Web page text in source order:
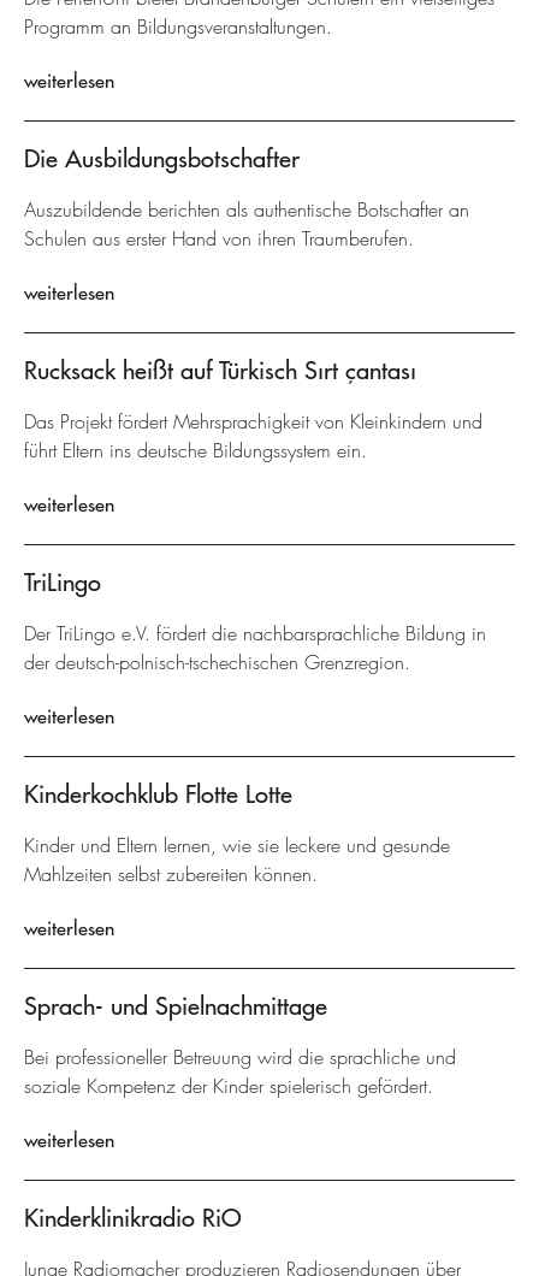
Programm an Bildungsveranstaltungen.
weiterlesen
Die Ausbildungsbotschafter
Auszubildende berichten als authentische Botschafter an
Schulen aus erster Hand von ihren Traumberufen.
weiterlesen
Rucksack heißt auf Türkisch Sırt çantası
Das Projekt fördert Mehrsprachigkeit von Kleinkindern und
führt Eltern ins deutsche Bildungssystem ein.
weiterlesen
TriLingo
Der TriLingo e.V. fördert die nachbarsprachliche Bildung in
der deutsch-polnisch-tschechischen Grenzregion.
weiterlesen
Kinderkochklub Flotte Lotte
Kinder und Eltern lernen, wie sie leckere und gesunde
Mahlzeiten selbst zubereiten können.
weiterlesen
Sprach- und Spielnachmittage
Bei professioneller Betreuung wird die sprachliche und
soziale Kompetenz der Kinder spielerisch gefördert.
weiterlesen
Kinderklinikradio RiO
Junge Radiomacher produzieren Radiosendungen über